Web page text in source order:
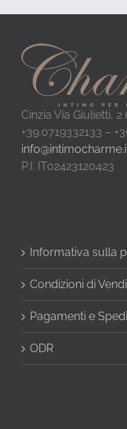
Cinzia Via Giulietti,
+39.0719332133 –
P.I. IT02423120423
Informativa sulla
Condizioni di
Pagamenti e
ODR